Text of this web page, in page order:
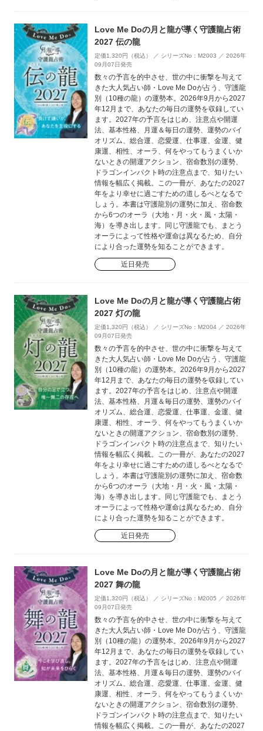
Love Me Doの月と龍が導く守護龍占術
2027 伝の龍
定価1,320円（税込） ／ シリーズNo：M2003 ／ 2026年
09月07日発売
数々の予言を的中させ、世の中に衝撃を与えて
きた大人気占い師・Love Me Doが占う、守護龍
別（10種の龍）の運勢本。2026年9月から2027
年12月まで、あなたの毎日の運勢を収録してい
ます。2027年の予言をはじめ、注意点や開運
法、基本性格、月運＆毎日の運勢、運勢のバイ
オリズム、総合運、恋愛運、仕事運、金運、健
康運、相性、オーラ、何をやってもうまくいか
ないときの開運アクション、宿命数別の運勢、
ドラゴンインパクト時の注意点まで、知りたい
情報を幅広く掲載。この一冊が、あなたの2027
年をより幸せに過ごすための道しるべとなるで
しょう。本書は守護龍別の運勢に加え、宿命数
から6つのオーラ（大地・月・火・風・太陽・
海）を導き出します。同じ守護龍でも、まとう
オーラによって性格や運命は異なるため、自分
により合った運勢を知ることができます。
近日発売
Love Me Doの月と龍が導く守護龍占術
2027 灯の龍
定価1,320円（税込） ／ シリーズNo：M2004 ／ 2026年
09月07日発売
数々の予言を的中させ、世の中に衝撃を与えて
きた大人気占い師・Love Me Doが占う、守護龍
別（10種の龍）の運勢本。2026年9月から2027
年12月まで、あなたの毎日の運勢を収録してい
ます。2027年の予言をはじめ、注意点や開運
法、基本性格、月運＆毎日の運勢、運勢のバイ
オリズム、総合運、恋愛運、仕事運、金運、健
康運、相性、オーラ、何をやってもうまくいか
ないときの開運アクション、宿命数別の運勢、
ドラゴンインパクト時の注意点まで、知りたい
情報を幅広く掲載。この一冊が、あなたの2027
年をより幸せに過ごすための道しるべとなるで
しょう。本書は守護龍別の運勢に加え、宿命数
から6つのオーラ（大地・月・火・風・太陽・
海）を導き出します。同じ守護龍でも、まとう
オーラによって性格や運命は異なるため、自分
により合った運勢を知ることができます。
近日発売
Love Me Doの月と龍が導く守護龍占術
2027 舞の龍
定価1,320円（税込） ／ シリーズNo：M2005 ／ 2026年
09月07日発売
数々の予言を的中させ、世の中に衝撃を与えて
きた大人気占い師・Love Me Doが占う、守護龍
別（10種の龍）の運勢本。2026年9月から2027
年12月まで、あなたの毎日の運勢を収録してい
ます。2027年の予言をはじめ、注意点や開運
法、基本性格、月運＆毎日の運勢、運勢のバイ
オリズム、総合運、恋愛運、仕事運、金運、健
康運、相性、オーラ、何をやってもうまくいか
ないときの開運アクション、宿命数別の運勢、
ドラゴンインパクト時の注意点まで、知りたい
情報を幅広く掲載。この一冊が、あなたの2027